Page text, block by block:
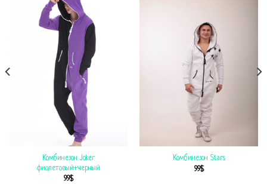
Комбинезон Joker
фиолетовый+черный
99$
Комбинезон Stars
99$